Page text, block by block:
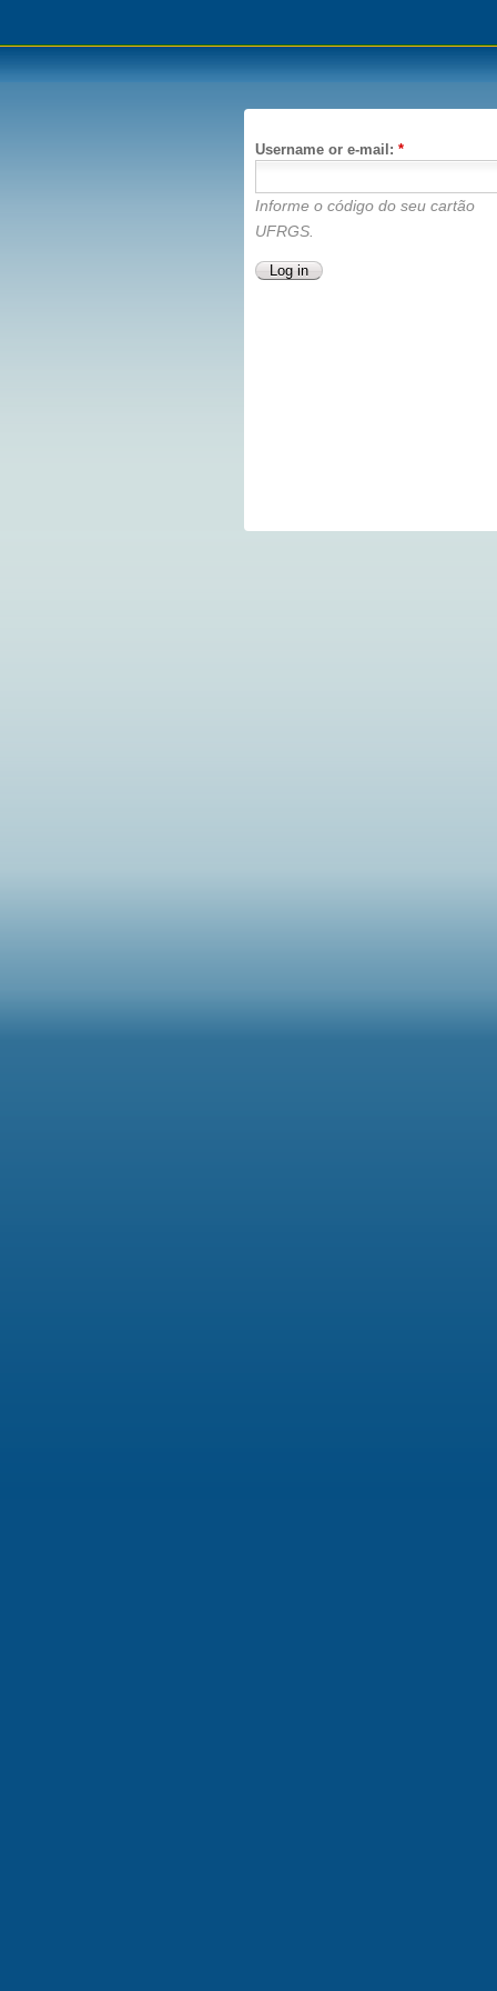
Username or e-mail: *
Informe o código do seu cartão
UFRGS.